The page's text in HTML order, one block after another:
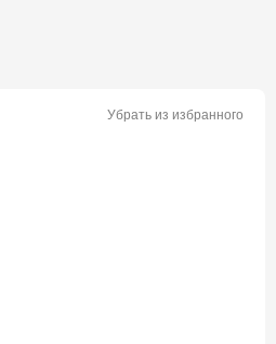
Убрать из избранного